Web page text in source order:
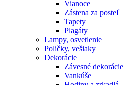
Vianoce
Zástena za posteľ
Tapety
Plagáty
Lampy, osvetlenie
Poličky, vešiaky
Dekorácie
Závesné dekorácie
Vankúše